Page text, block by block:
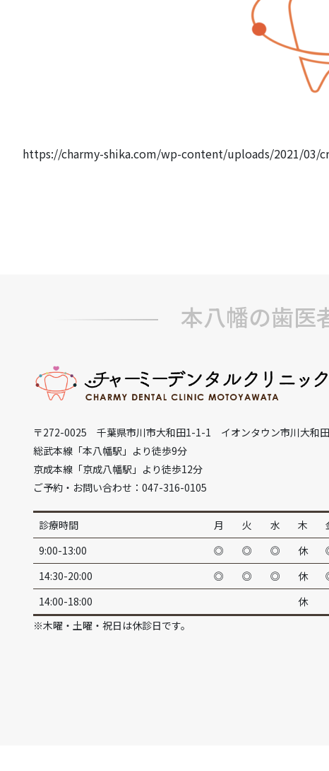
https://charmy-shika.com/wp-content/uploads/2021/03/
本八幡の歯医
〒272-0025 千葉県市川市大和田1-1-1 イオンタウン市川大和
総武本線「本八幡駅」より徒歩9分
京成本線「京成八幡駅」より徒歩12分
ご予約・お問い合わせ：047-316-0105
診療時間 月 火 水 木
9:00-13:00
◎ ◎ ◎ 休
14:30-20:00
◎ ◎ ◎ 休
14:00-18:00
休
※木曜・土曜・祝日は休診日です。